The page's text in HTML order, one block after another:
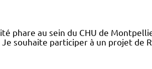
phare au sein du CHU de
souhaite participer à un projet de